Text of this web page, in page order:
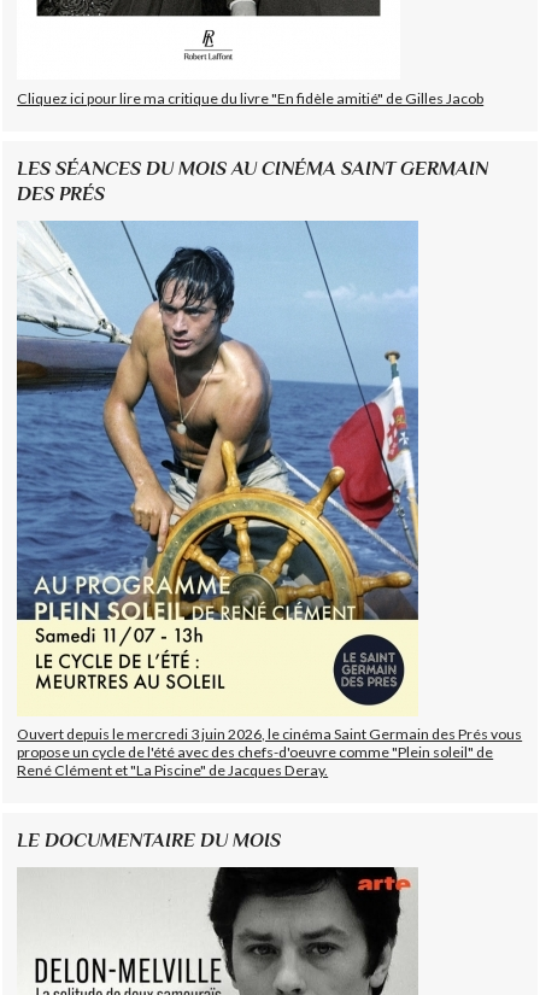
Cliquez ici pour lire ma critique du livre "En fidèle amitié" de Gilles Jacob
LES SÉANCES DU MOIS AU CINÉMA SAINT GERMAIN
DES PRÉS
Ouvert depuis le mercredi 3 juin 2026, le cinéma Saint Germain des Prés vous
propose un cycle de l'été avec des chefs-d'oeuvre comme "Plein soleil" de
René Clément et "La Piscine" de Jacques Deray.
LE DOCUMENTAIRE DU MOIS